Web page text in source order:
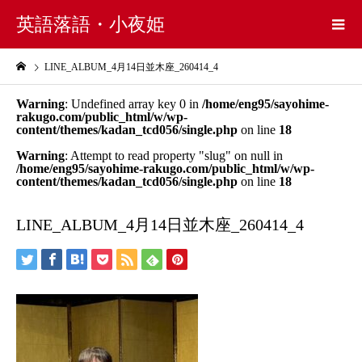
英語落語・小夜姫
LINE_ALBUM_4月14日並木座_260414_4
Warning: Undefined array key 0 in /home/eng95/sayohime-
rakugo.com/public_html/w/wp-
content/themes/kadan_tcd056/single.php on line 18
Warning: Attempt to read property "slug" on null in
/home/eng95/sayohime-rakugo.com/public_html/w/wp-
content/themes/kadan_tcd056/single.php on line 18
LINE_ALBUM_4月14日並木座_260414_4